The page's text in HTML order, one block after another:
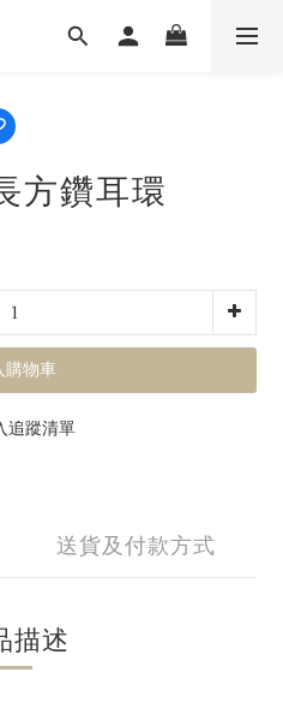
方鑽耳環
購物車
追蹤清單
送貨及付款方式
描述